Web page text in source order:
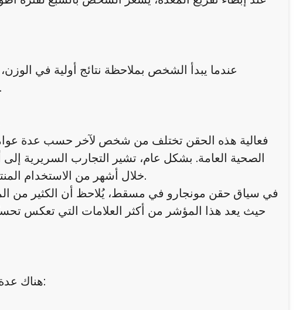
عندما يبدأ الشخص بملاحظة نتائج أولية في
السكريات، وهو ما يعزز خسارة دهون البطن بشكل أكبر.
فعالية هذه الحقن تختلف من شخص لآخر حسب عدة
الصحية العامة. بشكل عام، تشير التجارب السريرية
خلال أشهر من الاستخدام المنتظم، خصوصًا عند دمج العلاج مع تغييرات في نمط الحياة.
في سياق حقن مونجارو في مسقط، يُلاحظ أن الكثير من
حيث يعد هذا المؤشر من أكثر العلامات التي تعكس
هناك عدة عوامل تحدد مدى نجاح مونجارو في تقليل دهون البطن: